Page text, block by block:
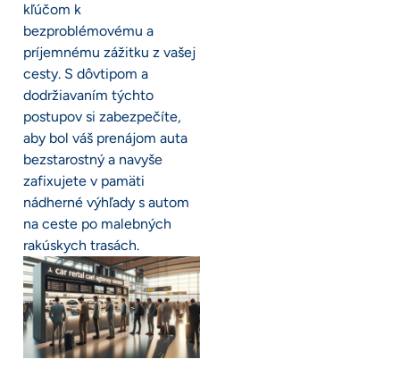
kľúčom k
bezproblémovému a
príjemnému zážitku z vašej
cesty. S dôvtipom a
dodržiavaním týchto
postupov si zabezpečíte,
aby bol váš prenájom auta
bezstarostný a navyše
zafixujete v pamäti
nádherné výhľady s autom
na ceste po malebných
rakúskych trasách.